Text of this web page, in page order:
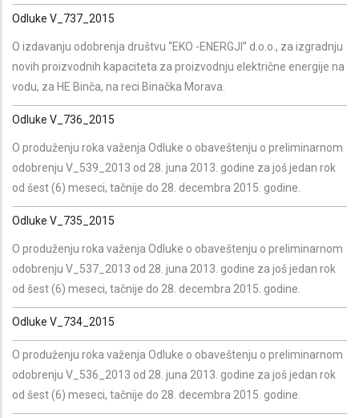
Odluke V_737_2015
O izdavanju odobrenja društvu “EKO -ENERGJI” d.o.o., za izgradnju
novih proizvodnih kapaciteta za proizvodnju električne energije na
vodu, za HE Binča, na reci Binačka Morava.
Odluke V_736_2015
O produženju roka važenja Odluke o obaveštenju o preliminarnom
odobrenju V_539_2013 od 28. juna 2013. godine za još jedan rok
od šest (6) meseci, tačnije do 28. decembra 2015. godine.
Odluke V_735_2015
O produženju roka važenja Odluke o obaveštenju o preliminarnom
odobrenju V_537_2013 od 28. juna 2013. godine za još jedan rok
od šest (6) meseci, tačnije do 28. decembra 2015. godine.
Odluke V_734_2015
O produženju roka važenja Odluke o obaveštenju o preliminarnom
odobrenju V_536_2013 od 28. juna 2013. godine za još jedan rok
od šest (6) meseci, tačnije do 28. decembra 2015. godine.